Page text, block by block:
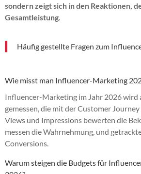
sondern zeigt sich in den Reaktionen,
Gesamtleistung
Häufig gestellte Fragen zum
Wie misst man Influencer-Marketing
Influencer-Marketing im Jahr 2026 wird
gemessen, die mit der Customer
Views und Impressions bewerten die
messen die Wahrnehmung, und
Conversions.
Warum steigen die Budgets für